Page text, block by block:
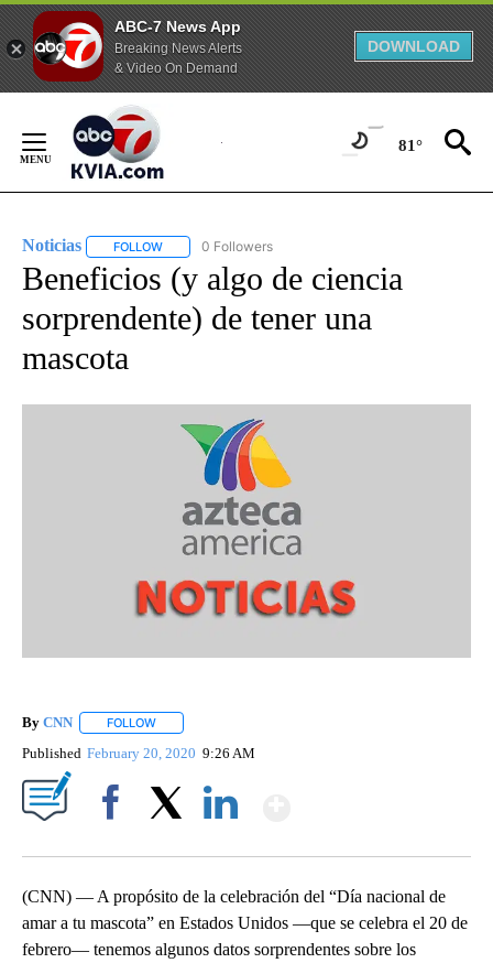
ABC-7 News App
Breaking News Alerts
& Video On Demand
DOWNLOAD
Content
81°
Noticias FOLLOW FOLLOW "NOTICIAS" TO RECEIVE NOTIFICATIONS
0 Followers
Beneficios (y algo de ciencia
sorprendente) de tener una
mascota
By CNN FOLLOW
Published February 20, 2020 9:26 AM
(CNN) — A propósito de la celebración del “Día nacional de
amar a tu mascota” en Estados Unidos —que se celebra el 20 de
febrero— tenemos algunos datos sorprendentes sobre los